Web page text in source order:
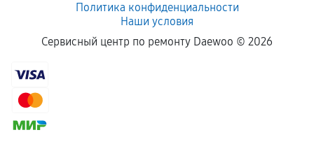
Политика конфиденциальности
Наши условия
Сервисный центр по ремонту Daewoo © 2026